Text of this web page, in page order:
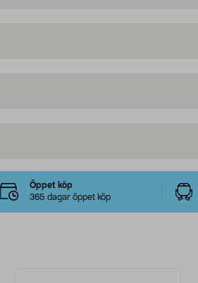
Öppet köp
365 dagar öppet köp